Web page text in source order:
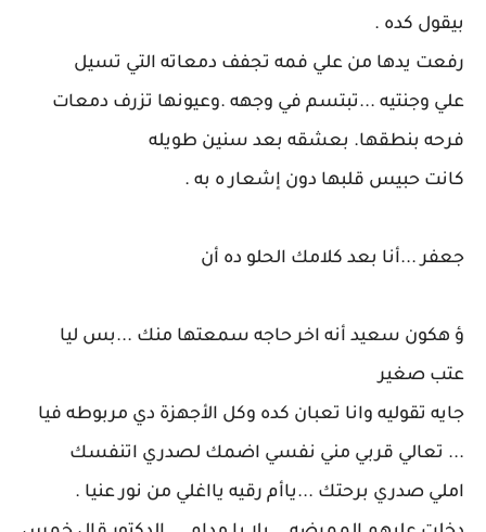
بيقول كده .
رفعت يدها من علي فمه تجفف دمعاته التي تسيل
علي وجنتيه ...تبتسم في وجهه .وعيونها تزرف دمعات
فرحه بنطقها. بعشقه بعد سنين طويله
كانت حبيس قلبها دون إشعار ه به .
جعفر ...أنا بعد كلامك الحلو ده أن
ؤ هكون سعيد أنه اخر حاجه سمعتها منك ...بس ليا
عتب صغير
جايه تقوليه وانا تعبان كده وكل الأجهزة دي مربوطه فيا
... تعالي قربي مني نفسي اضمك لصدري اتنفسك
املي صدري برحتك ...ياأم رقيه يااغلي من نور عنيا .